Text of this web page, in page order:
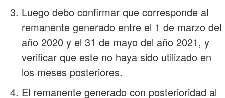
Luego debo confirmar que corresponde al
remanente generado entre el 1 de marzo del
año 2020 y el 31 de mayo del año 2021, y
verificar que este no haya sido utilizado en
los meses posteriores.
El remanente generado con posterioridad al